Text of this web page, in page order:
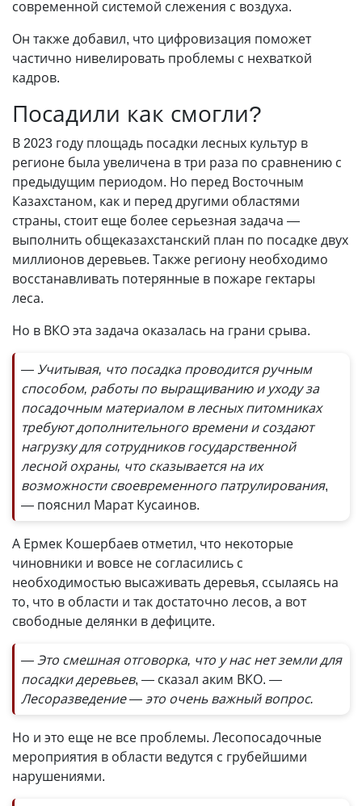
современной системой слежения с воздуха.
Он также добавил, что цифровизация поможет
частично нивелировать проблемы с нехваткой
кадров.
Посадили как смогли?
В 2023 году площадь посадки лесных культур в
регионе была увеличена в три раза по сравнению с
предыдущим периодом. Но перед Восточным
Казахстаном, как и перед другими областями
страны, стоит еще более серьезная задача —
выполнить общеказахстанский план по посадке двух
миллионов деревьев. Также региону необходимо
восстанавливать потерянные в пожаре гектары
леса.
Но в ВКО эта задача оказалась на грани срыва.
— Учитывая, что посадка проводится ручным
способом, работы по выращиванию и уходу за
посадочным материалом в лесных питомниках
требуют дополнительного времени и создают
нагрузку для сотрудников государственной
лесной охраны, что сказывается на их
возможности своевременного патрулирования,
— пояснил Марат Кусаинов.
А Ермек Кошербаев отметил, что некоторые
чиновники и вовсе не согласились с
необходимостью высаживать деревья, ссылаясь на
то, что в области и так достаточно лесов, а вот
свободные делянки в дефиците.
— Это смешная отговорка, что у нас нет земли для
посадки деревьев, — сказал аким ВКО. —
Лесоразведение — это очень важный вопрос.
Но и это еще не все проблемы. Лесопосадочные
мероприятия в области ведутся с грубейшими
нарушениями.